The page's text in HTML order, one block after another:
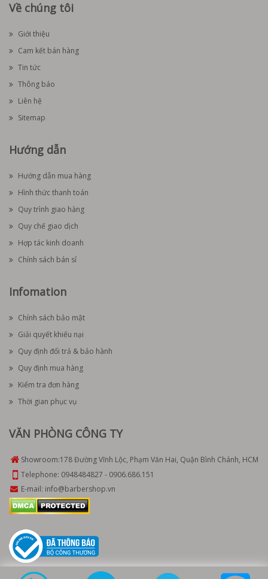
Về chúng tôi
Giới thiệu
Cam kết bán hàng
Tin tức
Thông báo
Liên hệ
Sitemap
Hướng dẫn
Hướng dẫn mua hàng
Hình thức thanh toán
Quy trình giao hàng
Quy chế giao dịch
Hợp tác kinh doanh
Chính sách bán sỉ
Infomation
Chính sách bảo mật
Giải quyết khiếu nại
Quy định đổi trả & bảo hành
Quy định mua hàng
Kiểm tra đơn hàng
Thời gian phục vụ
VĂN PHÒNG CÔNG TY
Showroom:178 Đường Vĩnh Lộc, Phạm Văn Hai, Quận Bình Chánh, HCM
Telephone: 0948484827 - 0906.686.151
E-mail: info@barbershop.vn